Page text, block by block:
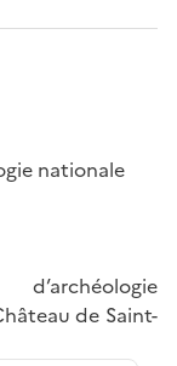
nationale
de Saint-